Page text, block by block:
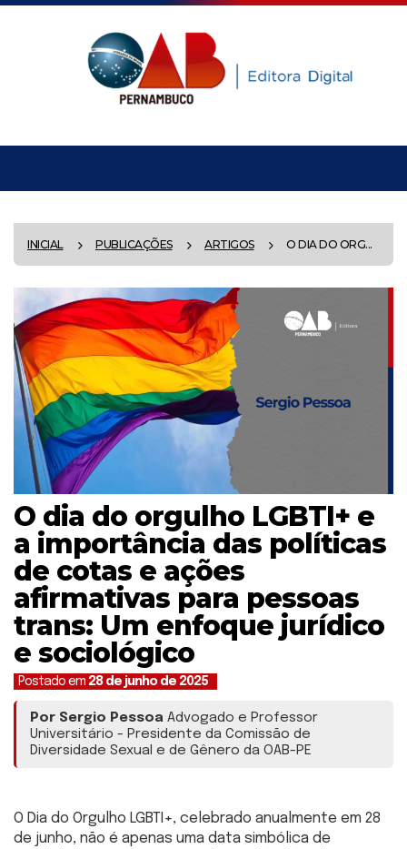
INICIAL PUBLICAÇÕES ARTIGOS O DIA DO ORG...
O dia do orgulho LGBTI+ e
a importância das políticas
de cotas e ações
afirmativas para pessoas
trans: Um enfoque jurídico
e sociológico
Postado em 28 de junho de 2025
Por Sergio Pessoa Advogado e Professor
Universitário - Presidente da Comissão de
Diversidade Sexual e de Gênero da OAB-PE
O Dia do Orgulho LGBTI+, celebrado anualmente em 28
de junho, não é apenas uma data simbólica de